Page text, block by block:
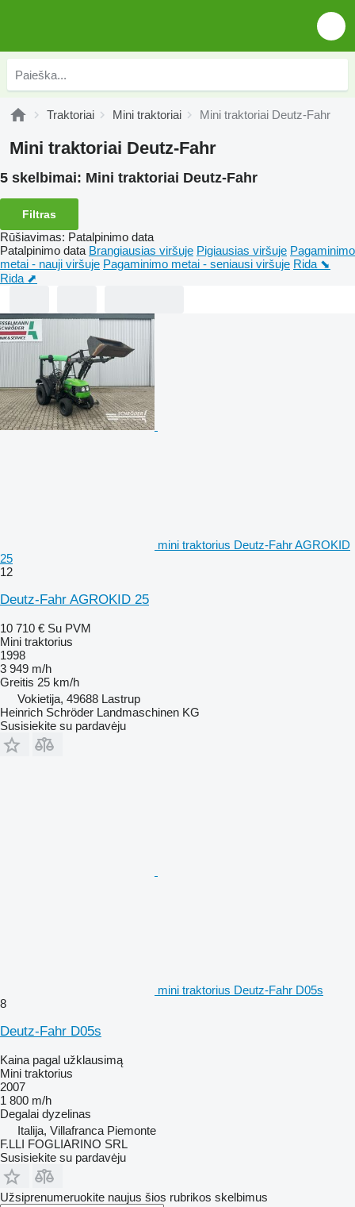
Traktoriai Mini traktoriai Mini traktoriai Deutz-Fahr
Mini traktoriai Deutz-Fahr
5 skelbimai: Mini traktoriai Deutz-Fahr
Filtras
Rūšiavimas: Patalpinimo data
Patalpinimo data Brangiausias viršuje Pigiausias viršuje Pagaminimo
metai - nauji viršuje Pagaminimo metai - seniausi viršuje Rida ⬊
Rida ⬈
mini traktorius Deutz-Fahr AGROKID
25
12
Deutz-Fahr AGROKID 25
10 710 € Su PVM
Mini traktorius
1998
3 949 m/h
Greitis 25 km/h
Vokietija, 49688 Lastrup
Heinrich Schröder Landmaschinen KG
Susisiekite su pardavėju
mini traktorius Deutz-Fahr D05s
8
Deutz-Fahr D05s
Kaina pagal užklausimą
Mini traktorius
2007
1 800 m/h
Degalai dyzelinas
Italija, Villafranca Piemonte
F.LLI FOGLIARINO SRL
Susisiekite su pardavėju
Užsiprenumeruokite naujus šios rubrikos skelbimus